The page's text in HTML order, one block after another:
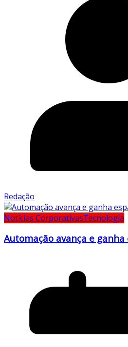
Redação
Notícias CorporativasTecnologia
Automação avança e ganha